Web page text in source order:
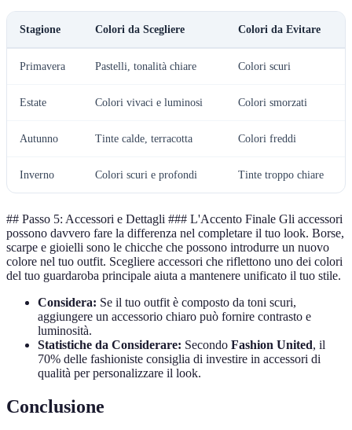
Stagione Colori da Scegliere Colori da Evitare
Primavera Pastelli, tonalità chiare Colori scuri
Estate Colori vivaci e luminosi Colori smorzati
Autunno Tinte calde, terracotta Colori freddi
Inverno Colori scuri e profondi Tinte troppo chiare
## Passo 5: Accessori e Dettagli ### L'Accento Finale Gli accessori
possono davvero fare la differenza nel completare il tuo look. Borse,
scarpe e gioielli sono le chicche che possono introdurre un nuovo
colore nel tuo outfit. Scegliere accessori che riflettono uno dei colori
del tuo guardaroba principale aiuta a mantenere unificato il tuo stile.
Considera: Se il tuo outfit è composto da toni scuri,
aggiungere un accessorio chiaro può fornire contrasto e
luminosità.
Statistiche da Considerare: Secondo Fashion United, il
70% delle fashioniste consiglia di investire in accessori di
qualità per personalizzare il look.
Conclusione